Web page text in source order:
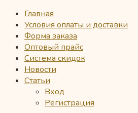
Главная
Условия оплаты и доставки
Форма заказа
Оптовый прайс
Система скидок
Новости
Статьи
Вход
Регистрация